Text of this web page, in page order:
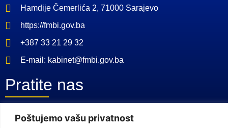
Poštujemo vašu privatnost
Hamdije Čemerlića 2, 71000 Sarajevo
https://fmbi.gov.ba
+387 33 21 29 32
E-mail: kabinet@fmbi.gov.ba
Pratite nas
Facebook Stranica